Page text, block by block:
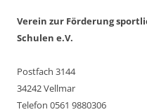
Verein zur Förderung
Schulen e.V.
Postfach 3144
34242 Vellmar
Telefon 0561 9880306